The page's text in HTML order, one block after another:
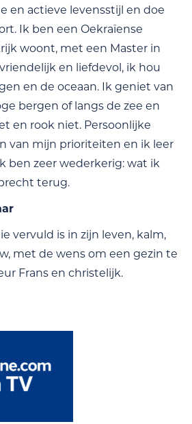
en actieve levensstijl en doe
Ik ben een Oekraïense
woont, met een Master in
en liefdevol, ik hou
en de oceaan. Ik geniet van
bergen of langs de zee en
en rook niet. Persoonlijke
van mijn prioriteiten en ik leer
ben zeer wederkerig: wat ik
terug.
vervuld is in zijn leven, kalm,
met de wens om een gezin te
Frans en christelijk.